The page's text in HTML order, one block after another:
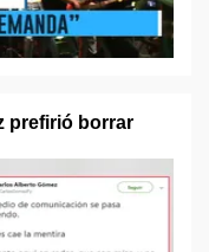
prefirió borrar